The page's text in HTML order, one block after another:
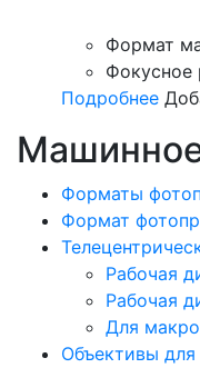
Формат
Фокусное
Подробнее
Форматы
Формат
Рабочая
Рабочая
Для
Объективы